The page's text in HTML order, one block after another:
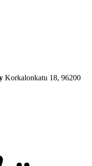
Korkalonkatu 18, 96200